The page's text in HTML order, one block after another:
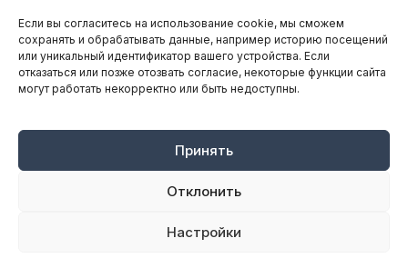
Если вы согласитесь на использование cookie, мы сможем
сохранять и обрабатывать данные, например историю посещений
или уникальный идентификатор вашего устройства. Если
отказаться или позже отозвать согласие, некоторые функции сайта
могут работать некорректно или быть недоступны.
Принять
Отклонить
Настройки
ARTICLES IN ENGLISH
НАВИГАЦИЯ
Оплата онлайн